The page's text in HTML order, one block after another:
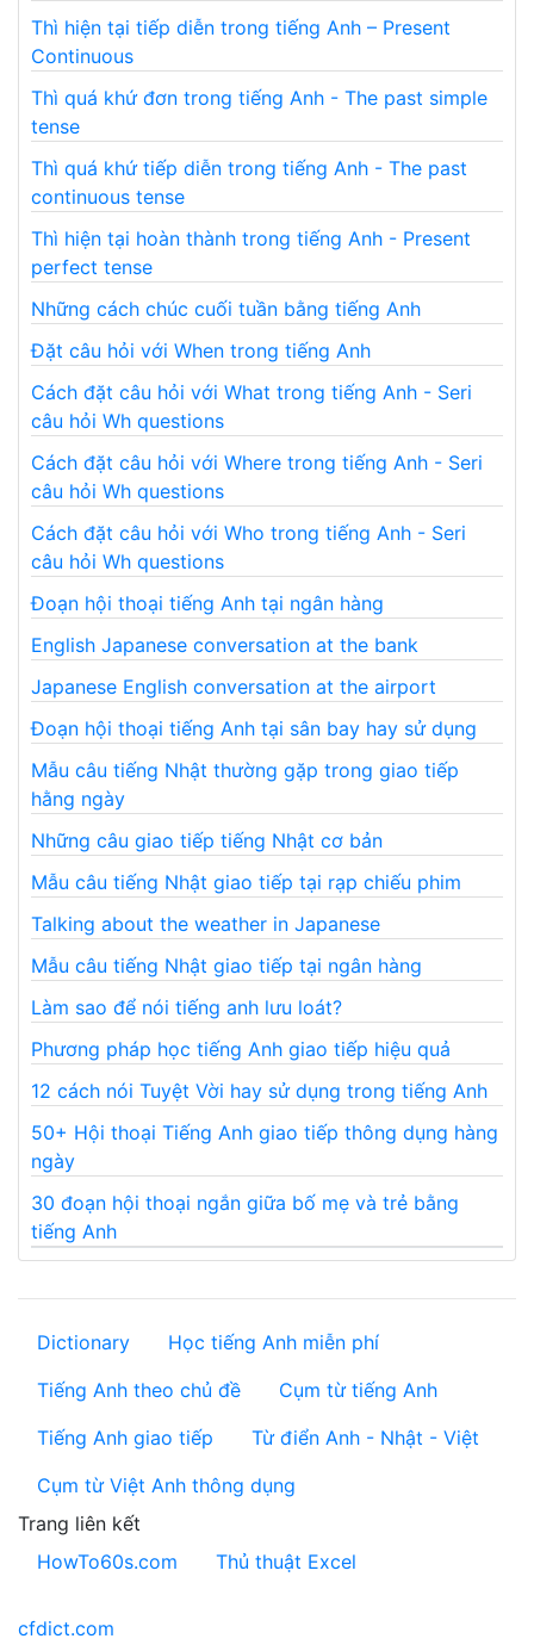
Thì hiện tại tiếp diễn trong tiếng Anh – Present
Continuous
Thì quá khứ đơn trong tiếng Anh - The past simple
tense
Thì quá khứ tiếp diễn trong tiếng Anh - The past
continuous tense
Thì hiện tại hoàn thành trong tiếng Anh - Present
perfect tense
Những cách chúc cuối tuần bằng tiếng Anh
Đặt câu hỏi với When trong tiếng Anh
Cách đặt câu hỏi với What trong tiếng Anh - Seri
câu hỏi Wh questions
Cách đặt câu hỏi với Where trong tiếng Anh - Seri
câu hỏi Wh questions
Cách đặt câu hỏi với Who trong tiếng Anh - Seri
câu hỏi Wh questions
Đoạn hội thoại tiếng Anh tại ngân hàng
English Japanese conversation at the bank
Japanese English conversation at the airport
Đoạn hội thoại tiếng Anh tại sân bay hay sử dụng
Mẫu câu tiếng Nhật thường gặp trong giao tiếp
hằng ngày
Những câu giao tiếp tiếng Nhật cơ bản
Mẫu câu tiếng Nhật giao tiếp tại rạp chiếu phim
Talking about the weather in Japanese
Mẫu câu tiếng Nhật giao tiếp tại ngân hàng
Làm sao để nói tiếng anh lưu loát?
Phương pháp học tiếng Anh giao tiếp hiệu quả
12 cách nói Tuyệt Vời hay sử dụng trong tiếng Anh
50+ Hội thoại Tiếng Anh giao tiếp thông dụng hàng
ngày
30 đoạn hội thoại ngắn giữa bố mẹ và trẻ bằng
tiếng Anh
Dictionary
Học tiếng Anh miễn phí
Tiếng Anh theo chủ đề
Cụm từ tiếng Anh
Tiếng Anh giao tiếp
Từ điển Anh - Nhật - Việt
Cụm từ Việt Anh thông dụng
Trang liên kết
HowTo60s.com
Thủ thuật Excel
cfdict.com